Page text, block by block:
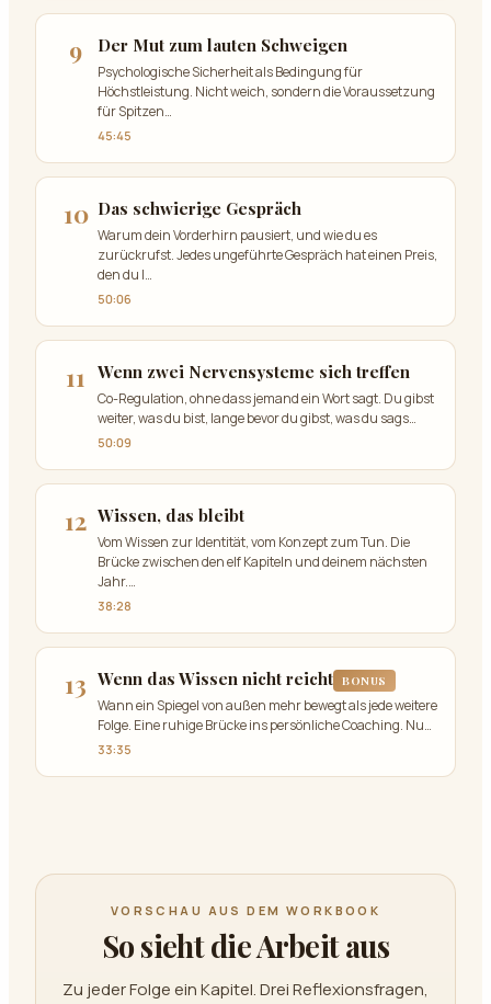
9 Der Mut zum lauten Schweigen
Psychologische Sicherheit als Bedingung für
Höchstleistung. Nicht weich, sondern die Voraussetzung
für Spitzen…
45:45
10 Das schwierige Gespräch
Warum dein Vorderhirn pausiert, und wie du es
zurückrufst. Jedes ungeführte Gespräch hat einen Preis,
den du l…
50:06
11 Wenn zwei Nervensysteme sich treffen
Co-Regulation, ohne dass jemand ein Wort sagt. Du gibst
weiter, was du bist, lange bevor du gibst, was du sags…
50:09
12 Wissen, das bleibt
Vom Wissen zur Identität, vom Konzept zum Tun. Die
Brücke zwischen den elf Kapiteln und deinem nächsten
Jahr.…
38:28
13 Wenn das Wissen nicht reicht BONUS
Wann ein Spiegel von außen mehr bewegt als jede weitere
Folge. Eine ruhige Brücke ins persönliche Coaching. Nu…
33:35
VORSCHAU AUS DEM WORKBOOK
So sieht die Arbeit aus
Zu jeder Folge ein Kapitel. Drei Reflexionsfragen,